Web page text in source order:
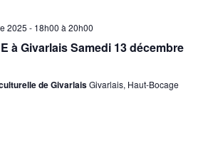
de
2025 - 18h00 à 20h00
à Givarlais Samedi 13 décembre
de GivarlaisGivarlais, Haut-Bocage